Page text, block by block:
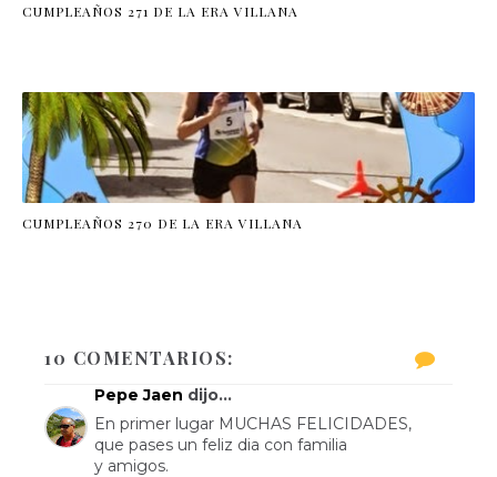
CUMPLEAÑOS 271 DE LA ERA VILLANA
CUMPLEAÑOS 270 DE LA ERA VILLANA
10 COMENTARIOS:
Pepe Jaen dijo...
En primer lugar MUCHAS FELICIDADES,
que pases un feliz dia con familia
y amigos.